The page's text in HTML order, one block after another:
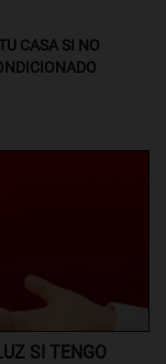
CASA SI NO
SI TENGO